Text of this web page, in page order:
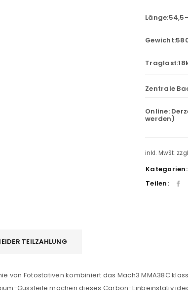
Please select all
Zentrale
Online:
werden)
inkl. MwSt.
Kategorien:
Teilen:
TEILZAHLUNG
von Fotostativen kombiniert das Mach3 MMA38C
Gussteile machen dieses Carbon-Einbeinstativ